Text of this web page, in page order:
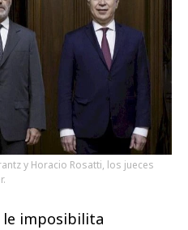
y Horacio Rosatti, los jueces
le imposibilita